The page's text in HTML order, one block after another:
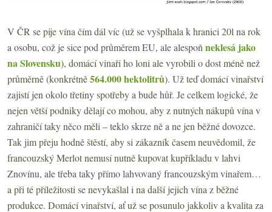
V ČR se pije vína čím dál víc (už se vyšplhala k hranici 20l na rok
a osobu, což je sice pod průměrem EU, ale alespoň neklesá jako
na Slovensku), domácí vinaři ho loni ale vyrobili o dost méně než
průměrně (konkrétně564.000 hektolitrů). Už teď domácí vinařství
zajistí jen okolo třetiny spotřeby a bude hůř. Je celkem logické, že
nejen větší podniky dělají co mohou, aby z nutných nákupů vína v
zahraničí taky něco měli – teklo skrze ně a ne jen běžné dovozce.
Tak jim přeju hodně štěstí, aby si zákazník časem neuvědomil, že
francouzský Merlot nemusí nutně kupovat kupříkladu v lahvi
Znovínu, ale třeba taky přímo lahvovaný francouzským vinařem…
a při té příležitosti se nevykašlal i na další jejich vína z běžné
produkce. Domácí vinařství, ať už se posunulo jakkoliv a kvalita za